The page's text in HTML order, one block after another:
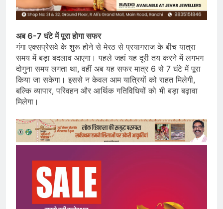
अब 6-7 घंटे में पूरा होगा सफर
गंगा एक्सप्रेसवे के शुरू होने से मेरठ से प्रयागराज के बीच यात्रा
समय में बड़ा बदलाव आएगा। पहले जहां यह दूरी तय करने में लगभग
दोगुना समय लगता था, वहीं अब यह सफर मात्र 6 से 7 घंटे में पूरा
किया जा सकेगा। इससे न केवल आम यात्रियों को राहत मिलेगी,
बल्कि व्यापार, परिवहन और आर्थिक गतिविधियों को भी बड़ा बढ़ावा
मिलेगा।